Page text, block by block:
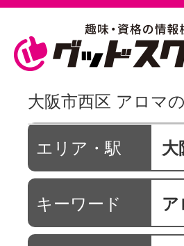
大阪市西区 アロマ
エリア・駅 大
キーワード ア